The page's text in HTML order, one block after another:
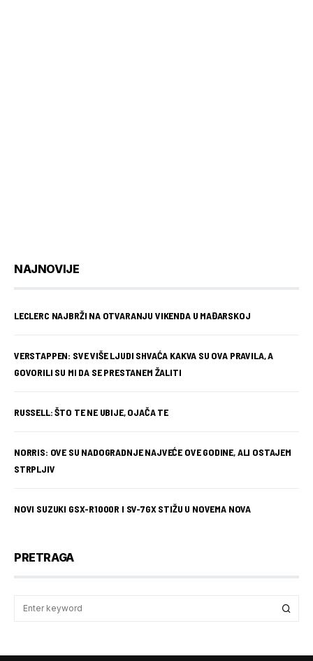
NAJNOVIJE
LECLERC NAJBRŽI NA OTVARANJU VIKENDA U MAĐARSKOJ
VERSTAPPEN: SVE VIŠE LJUDI SHVAĆA KAKVA SU OVA PRAVILA, A
GOVORILI SU MI DA SE PRESTANEM ŽALITI
RUSSELL: ŠTO TE NE UBIJE, OJAČA TE
NORRIS: OVE SU NADOGRADNJE NAJVEĆE OVE GODINE, ALI OSTAJEM
STRPLJIV
NOVI SUZUKI GSX-R1000R I SV-7GX STIŽU U NOVEMA NOVA
PRETRAGA